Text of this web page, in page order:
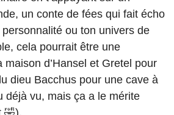
un conte de fées qui fait écho
ou ton univers de
cela pourrait être une
maison d’Hansel et Gretel pour
dieu Bacchus pour une cave à
déjà vu, mais ça a le mérite
🤣).